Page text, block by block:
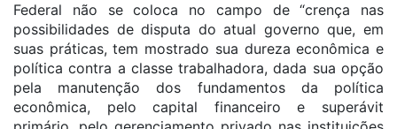
Federal não se coloca no campo de “crença nas
possibilidades de disputa do atual governo que, em
suas práticas, tem mostrado sua dureza econômica e
política contra a classe trabalhadora, dada sua opção
pela manutenção dos fundamentos da política
econômica, pelo capital financeiro e superávit